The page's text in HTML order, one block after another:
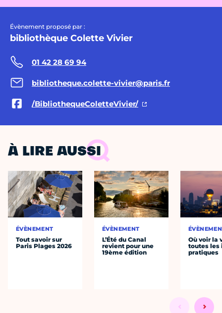
Évènement proposé par :
bibliothèque Colette Vivier
01 42 28 69 94
bibliotheque.colette-vivier@paris.fr
/BibliothequeColetteVivier/
À LIRE AUSSI
ÉVÈNEMENT
Tout savoir sur
Paris Plages 2026
ÉVÈNEMENT
L’Été du Canal
revient pour une
19ème édition
Où voir la
toutes les
pratiques